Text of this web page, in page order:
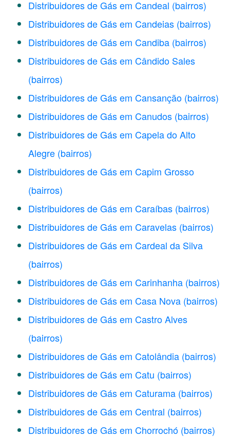
Distribuidores de Gás em Candeal (bairros)
Distribuidores de Gás em Candeias (bairros)
Distribuidores de Gás em Candiba (bairros)
Distribuidores de Gás em Cândido Sales
(bairros)
Distribuidores de Gás em Cansanção (bairros)
Distribuidores de Gás em Canudos (bairros)
Distribuidores de Gás em Capela do Alto
Alegre (bairros)
Distribuidores de Gás em Capim Grosso
(bairros)
Distribuidores de Gás em Caraíbas (bairros)
Distribuidores de Gás em Caravelas (bairros)
Distribuidores de Gás em Cardeal da Silva
(bairros)
Distribuidores de Gás em Carinhanha (bairros)
Distribuidores de Gás em Casa Nova (bairros)
Distribuidores de Gás em Castro Alves
(bairros)
Distribuidores de Gás em Catolândia (bairros)
Distribuidores de Gás em Catu (bairros)
Distribuidores de Gás em Caturama (bairros)
Distribuidores de Gás em Central (bairros)
Distribuidores de Gás em Chorrochó (bairros)